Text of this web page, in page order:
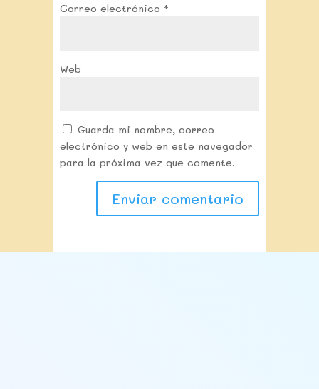
Correo electrónico *
Web
Guarda mi nombre, correo
electrónico y web en este navegador
para la próxima vez que comente.